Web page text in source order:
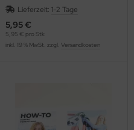
Lieferzeit: 1-2 Tage
5,95 €
5,95 € pro Stk
inkl. 19 % MwSt. zzgl. Versandkosten